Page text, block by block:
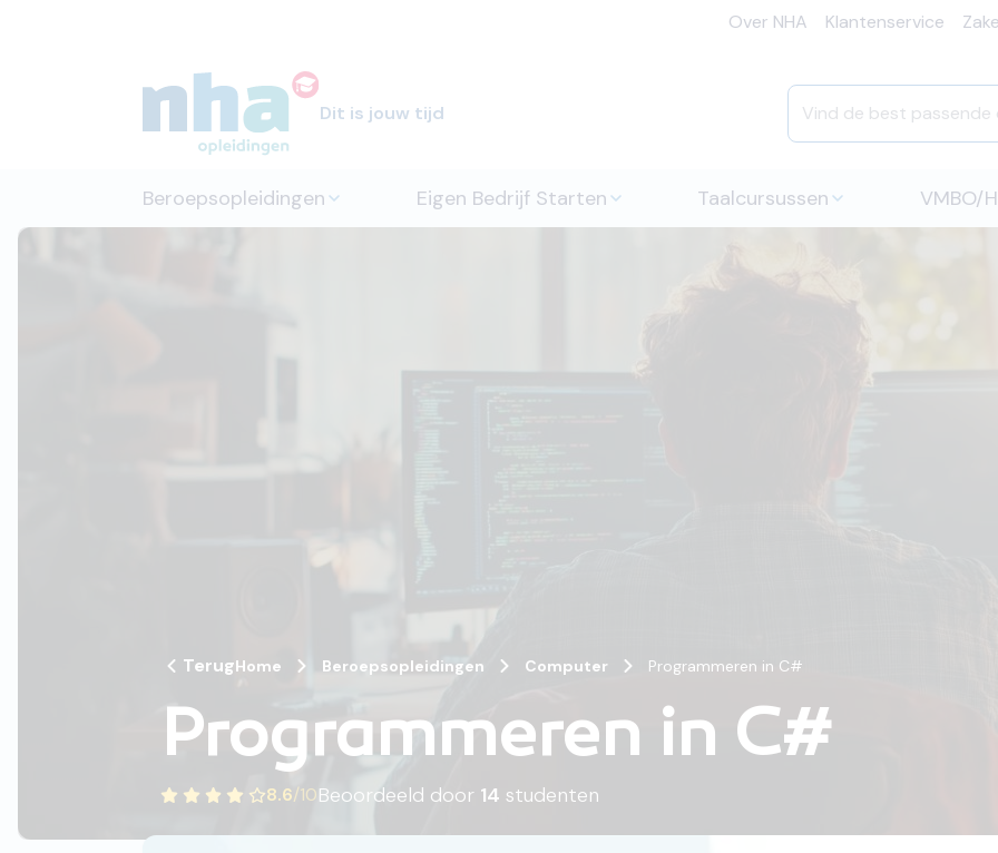
Over NHA Klantenservice
Dit is jouw tijd
Beroepsopleidingen Eigen Bedrijf Starten Taalcursussen VMBO/
TerugHome Beroepsopleidingen Computer Programmeren in C#
Programmeren in C#
8.6/10Beoordeeld door 14 studenten